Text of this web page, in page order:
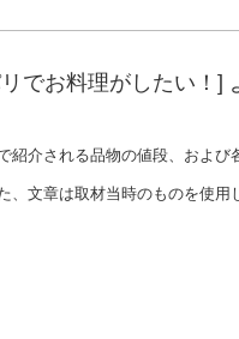
でお料理がしたい！]
紹介される品物の値段、および
、文章は取材当時のものを使用